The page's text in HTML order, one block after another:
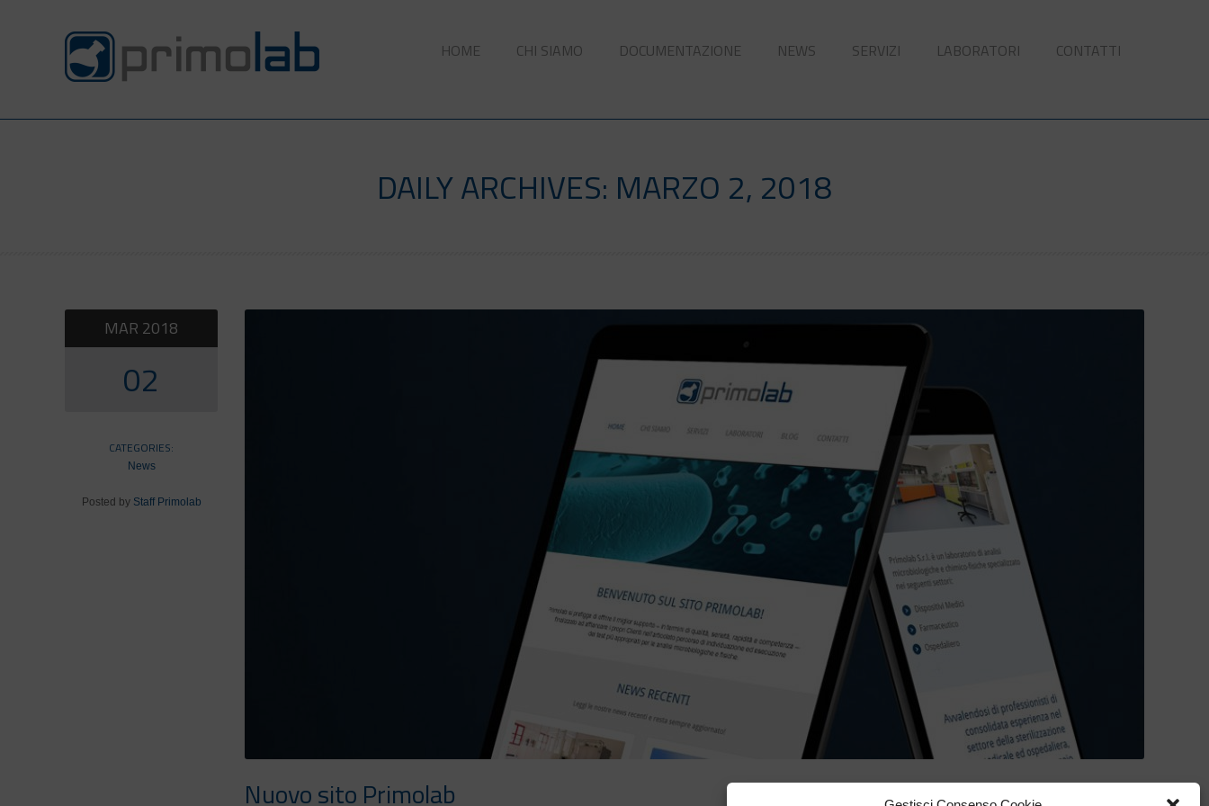
HOME CHI SIAMO DOCUMENTAZIONE NEWS SERVIZI LABORATORI CONTATTI
DAILY ARCHIVES: MARZO 2, 2018
MAR 2018
02
CATEGORIES:
News
Nuovo sito Primolab
Posted by Staff Primolab